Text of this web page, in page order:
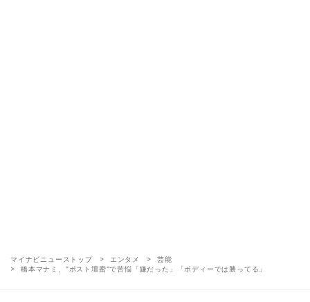
マイナビニューストップ エンタメ
芸能
橋本マナミ、"ポスト壇蜜"で苦悩「嫌だった」「ボディーでは勝ってる」